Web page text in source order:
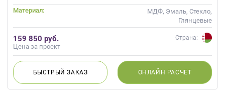
Материал:
МДФ, Эмаль, Стекло,
Глянцевые
159 850 руб.
Цена за проект
Страна:
БЫСТРЫЙЗАКАЗ ОНЛАЙН РАСЧЕТ